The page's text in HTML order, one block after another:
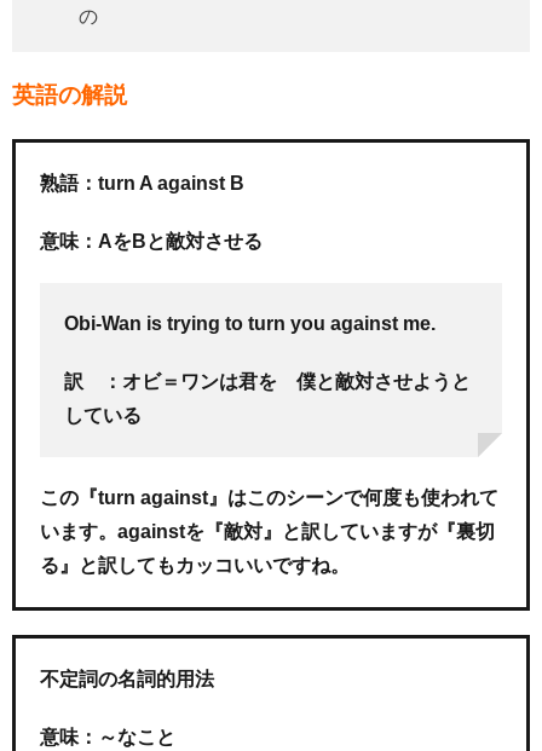
の
英語の解説
熟語：turn A against B
意味：AをBと敵対させる
Obi-Wan is trying to turn you against me.
訳 ：オビ＝ワンは君を 僕と敵対させようと
している
この『turn against』はこのシーンで何度も使われて
います。againstを『敵対』と訳していますが『裏切
る』と訳してもカッコいいですね。
不定詞の名詞的用法
意味：～なこと